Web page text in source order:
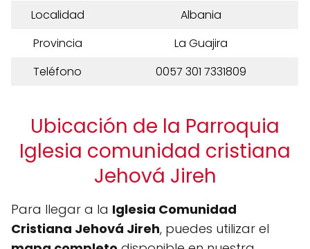
Localidad
Albania
Provincia
La Guajira
Teléfono
0057 301 7331809
Ubicación de la Parroquia
Iglesia comunidad cristiana
Jehová Jireh
Para llegar a la Iglesia Comunidad
Cristiana Jehová Jireh, puedes utilizar el